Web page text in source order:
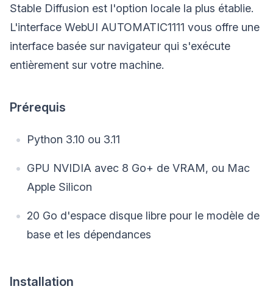
Stable Diffusion est l'option locale la plus établie.
L'interface WebUI AUTOMATIC1111 vous offre une
interface basée sur navigateur qui s'exécute
entièrement sur votre machine.
Prérequis
Python 3.10 ou 3.11
GPU NVIDIA avec 8 Go+ de VRAM, ou Mac
Apple Silicon
20 Go d'espace disque libre pour le modèle de
base et les dépendances
Installation